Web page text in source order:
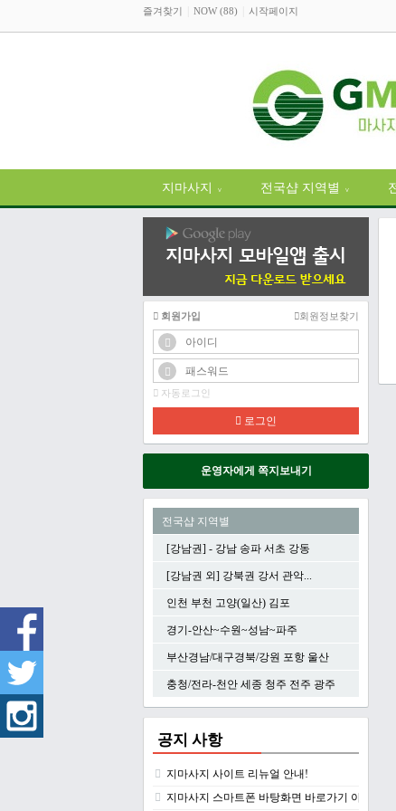
즐겨찾기 NOW (88) 시작페이지
지마사지 ∨ 전국샵 지역별 ∨
회원가입 회원정보찾기
자동로그인
로그인
운영자에게 쪽지보내기
전국샵 지역별
[강남권] - 강남 송파 서초 강동
[강남권 외] 강북권 강서 관악...
인천 부천 고양(일산) 김포
경기-안산~수원~성남~파주
부산경남/대구경북/강원 포항 울산
충청/전라-천안 세종 청주 전주 광주
공지 사항
지마사지 사이트 리뉴얼 안내!
지마사지 스마트폰 바탕화면 바로가기 아이콘